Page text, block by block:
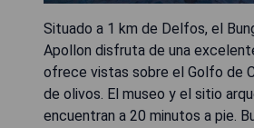
Situado a 1 km de Delfos, el
Apollon disfruta de una
ofrece vistas sobre el Golfo de
de olivos. El museo y el sitio
encuentran a 20 minutos a pie.